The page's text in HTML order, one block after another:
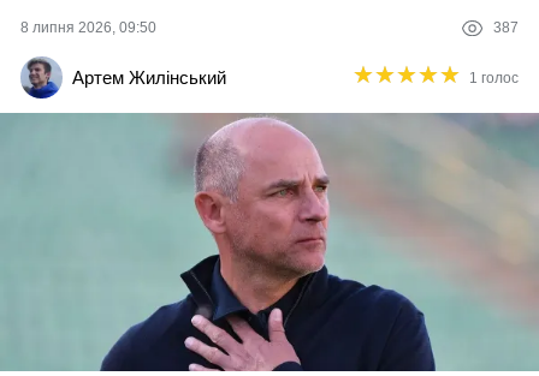
Букмекери
Казино
8 липня 2026, 09:50 387
Артем Жилінський ★★★★★
★★★★★ 1 голос